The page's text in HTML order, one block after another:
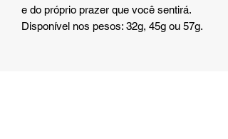
e do próprio prazer que você sentirá.
Disponível nos pesos: 32g, 45g ou 57g.